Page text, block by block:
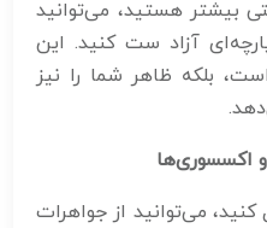
بیشتر هستید، می‌توانید
آزاد ست کنید. این
بلکه ظاهر شما را نیز
اکسسوری‌ها
کنید، می‌توانید از جواهرات